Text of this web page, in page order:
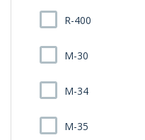
R-400
M-30
M-34
M-35